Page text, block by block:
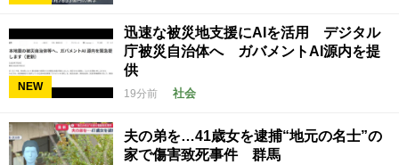
NEW
迅速な被災地支援にAIを活用 デジタル
庁被災自治体へ ガバメントAI源内を提
供
19分前 社会
夫の弟を…41歳女を逮捕“地元の名士”の
家で傷害致死事件 群馬